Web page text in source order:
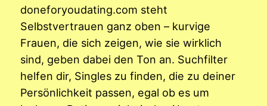
doneforyoudating.com steht
Selbstvertrauen ganz oben – kurvige
Frauen, die sich zeigen, wie sie wirklich
sind, geben dabei den Ton an. Suchfilter
helfen dir, Singles zu finden, die zu deiner
Persönlichkeit passen, egal ob es um